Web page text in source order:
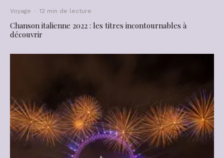
Voyage · 12 min de lecture
Chanson italienne 2022 : les titres incontournables à
découvrir